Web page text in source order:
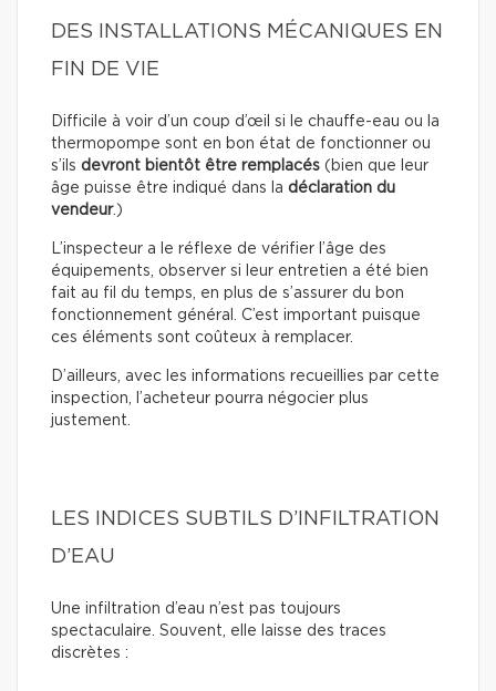
DES INSTALLATIONS MÉCANIQUES EN
FIN DE VIE
Difficile à voir d’un coup d’œil si le chauffe-eau ou la
thermopompe sont en bon état de fonctionner ou
s’ils devront bientôt être remplacés (bien que leur
âge puisse être indiqué dans la déclaration du
vendeur.)
L’inspecteur a le réflexe de vérifier l’âge des
équipements, observer si leur entretien a été bien
fait au fil du temps, en plus de s’assurer du bon
fonctionnement général. C’est important puisque
ces éléments sont coûteux à remplacer.
D’ailleurs, avec les informations recueillies par cette
inspection, l’acheteur pourra négocier plus
justement.
LES INDICES SUBTILS D’INFILTRATION
D’EAU
Une infiltration d’eau n’est pas toujours
spectaculaire. Souvent, elle laisse des traces
discrètes :